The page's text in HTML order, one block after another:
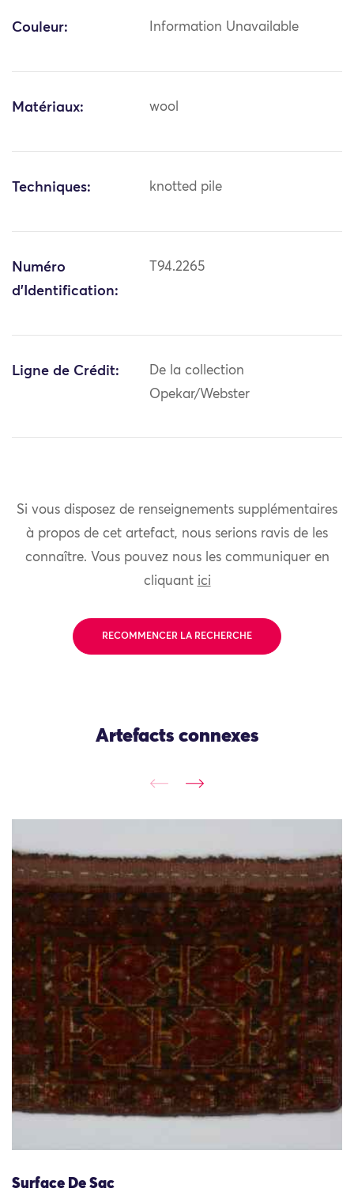
Couleur: Information Unavailable
Matériaux: wool
Techniques: knotted pile
Numéro
d'Identification:
T94.2265
Ligne de Crédit:
De la collection
Opekar/Webster
Si vous disposez de renseignements supplémentaires
à propos de cet artefact, nous serions ravis de les
connaître. Vous pouvez nous les communiquer en
cliquant ici
RECOMMENCER LA RECHERCHE
Artefacts connexes
Surface De Sac